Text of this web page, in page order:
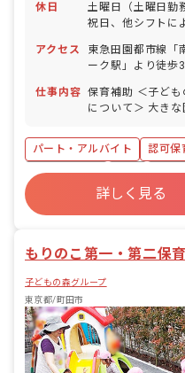
休日
土曜日（土曜日勤
祝日、他シフトに
※人員にゆとりを
の相談もしやす
員の満足度が高い
つです。
アクセス
東急田園都市線「
ーク駅」より徒歩3分 ■マイカー
ソリン代を規定
アウトレットパー
仕事内容 保育補助 ＜子どもの森ゆうぱーく保育園
について＞ 大きな
ぶ場所があり、楽
また、南町田グラ
ぐ近くで通勤に便
という大きな公園
りません。当園に
育を行なっていき
ので、地域の方々
パート・アルバイト 認可保
社会保険完備
有給
福利
新卒も歓迎
詳しく見る
もりのこ第一・第二保
子どもの森グループ
東京都/町田市